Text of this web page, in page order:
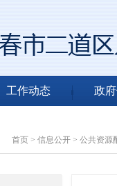
工作动态 政
首页 > 信息公开 > 公共资源